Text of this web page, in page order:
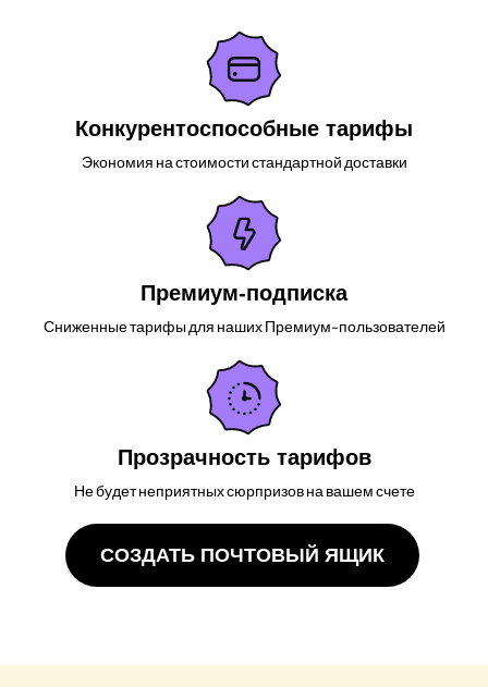
Конкурентоспособные тарифы
Экономия на стоимости стандартной доставки
Премиум-подписка
Сниженные тарифы для наших Премиум-пользователей
Прозрачность тарифов
Не будет неприятных сюрпризов на вашем счете
СОЗДАТЬ ПОЧТОВЫЙ ЯЩИК